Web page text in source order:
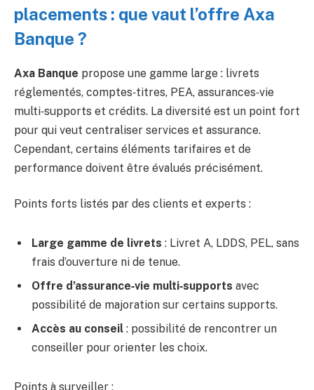
placements : que vaut l’offre Axa
Banque ?
Axa Banque propose une gamme large : livrets
réglementés, comptes‑titres, PEA, assurances‑vie
multi‑supports et crédits. La diversité est un point fort
pour qui veut centraliser services et assurance.
Cependant, certains éléments tarifaires et de
performance doivent être évalués précisément.
Points forts listés par des clients et experts :
Large gamme de livrets : Livret A, LDDS, PEL, sans
frais d’ouverture ni de tenue.
Offre d’assurance‑vie multi‑supports avec
possibilité de majoration sur certains supports.
Accès au conseil : possibilité de rencontrer un
conseiller pour orienter les choix.
Points à surveiller :